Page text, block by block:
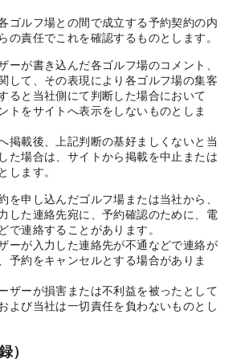
ゴルフ場との間で成立する予約契約の内
の責任でこれを確認するものとします。
ーが書き込んだ各ゴルフ場のコメント、
して、その表現により各ゴルフ場の集客
ると当社側にて判断した場合において
トをサイトへ表示をしないものとしま
掲載後、上記判断の基好ましくないと当
た場合は、サイトから掲載を中止または
します。
を申し込んだゴルフ場または当社から、
した連絡先宛に、予約確認のために、電
で連絡することがあります。
ーが入力した連絡先が不通などで連絡が
予約をキャンセルとする場合がありま
ザーが損害または不利益を被ったとして
よび当社は一切責任を負わないものとし
）